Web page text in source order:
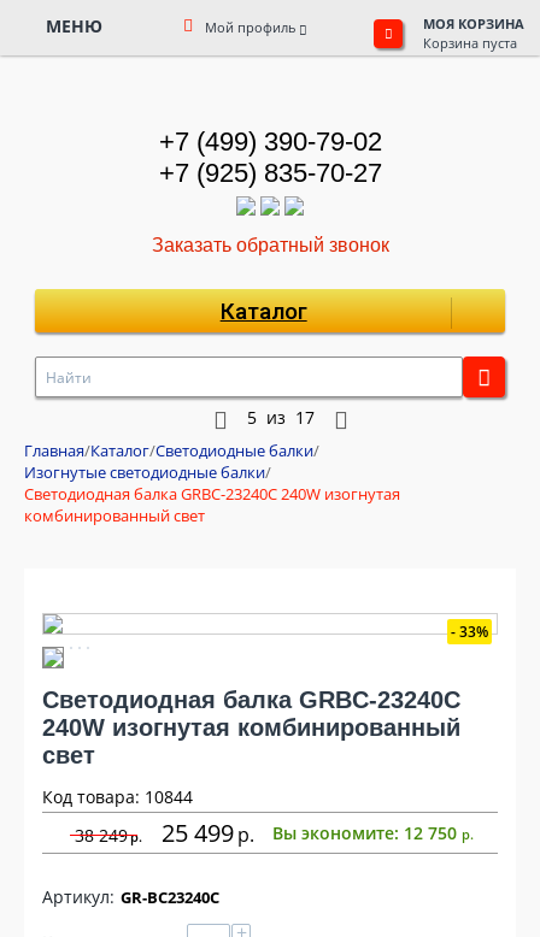
МЕНЮ Мой профиль
МОЯ КОРЗИНА
Корзина пуста
+7 (499) 390-79-02
+7 (925) 835-70-27
Заказать обратный звонок
Каталог
Главная/Каталог/Светодиодные балки/
Изогнутые светодиодные балки/
Светодиодная балка GRBC-23240C 240W изогнутая
комбинированный свет
5 из 17
33%
Светодиодная балка GRBC-23240C
240W изогнутая комбинированный
свет
Код товара: 10844
38 249р 25 499 р Вы экономите: 12 750 р
GR-BC23240C